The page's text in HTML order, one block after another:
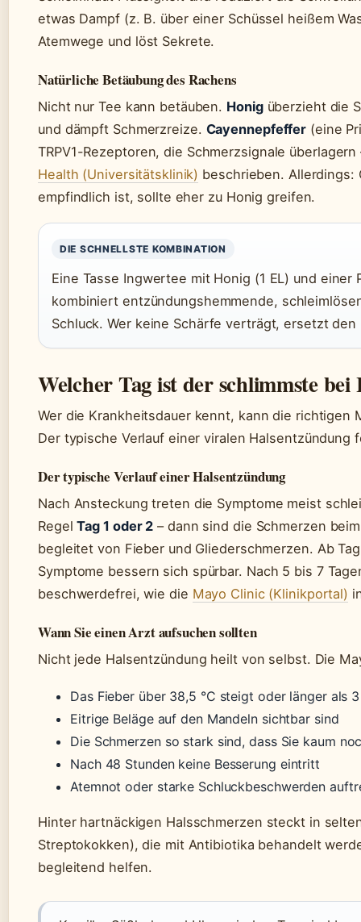
etwas Dampf (z. B. über einer Schüssel heißem
Atemwege und löst Sekrete.
Natürliche Betäubung des Rachens
Nicht nur Tee kann betäuben. Honigüberzieht die
und dämpft Schmerzreize. Cayennepfeffer (eine
TRPV1-Rezeptoren, die Schmerzsignale
Health (Universitätsklinik) beschrieben.
empfindlich ist, sollte eher zu Honig greifen.
DIE SCHNELLSTE KOMBINATION
Eine Tasse Ingwertee mit Honig (1 EL) und
kombiniert entzündungshemmende,
Schluck. Wer keine Schärfe verträgt, ersetzt
Welcher Tag ist der schlimmste bei
Wer die Krankheitsdauer kennt, kann die richtigen
Der typische Verlauf einer viralen Halsentzündung
Der typische Verlauf einer Halsentzündung
Nach Ansteckung treten die Symptome meist
RegelTag 1 oder 2 – dann sind die Schmerzen
begleitet von Fieber und Gliederschmerzen. Ab
Symptome bessern sich spürbar. Nach 5 bis 7
beschwerdefrei, wie die Mayo Clinic (Klinikportal)
Wann Sie einen Arzt aufsuchen sollten
Nicht jede Halsentzündung heilt von selbst. Die
Das Fieber über 38,5 °C steigt oder länger als
Eitrige Beläge auf den Mandeln sichtbar sind
Die Schmerzen so stark sind, dass Sie kaum
Nach 48 Stunden keine Besserung eintritt
Atemnot oder starke Schluckbeschwerden
Hinter hartnäckigen Halsschmerzen steckt in
Streptokokken), die mit Antibiotika behandelt
begleitend helfen.